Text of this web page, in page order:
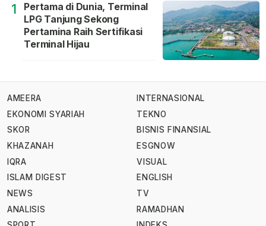
1
Pertama di Dunia, Terminal
LPG Tanjung Sekong
Pertamina Raih Sertifikasi
Terminal Hijau
AMEERA
EKONOMI SYARIAH
SKOR
KHAZANAH
IQRA
ISLAM DIGEST
NEWS
ANALISIS
INTERNASIONAL
TEKNO
BISNIS FINANSIAL
ESGNOW
VISUAL
ENGLISH
TV
RAMADHAN